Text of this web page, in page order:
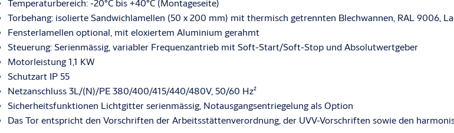
Temperaturbereich: -20°C bis +40°C (Montageseite)
Torbehang: isolierte Sandwichlamellen (50 x 200 mm) mit thermisch getrennten Blechwannen, RAL 9006,
Fensterlamellen optional, mit eloxiertem Aluminium gerahmt
Steuerung: Serienmässig, variabler Frequenzantrieb mit Soft-Start/Soft-Stop und Absolutwertgeber
Motorleistung 1,1 KW
Schutzart IP 55
Netzanschluss 3L/(N)/PE 380/400/415/440/480V, 50/60 Hz²
Sicherheitsfunktionen Lichtgitter serienmässig, Notausgangsentriegelung als Option
Das Tor entspricht den Vorschriften der Arbeitsstättenverordnung, der UVV-Vorschriften sowie den